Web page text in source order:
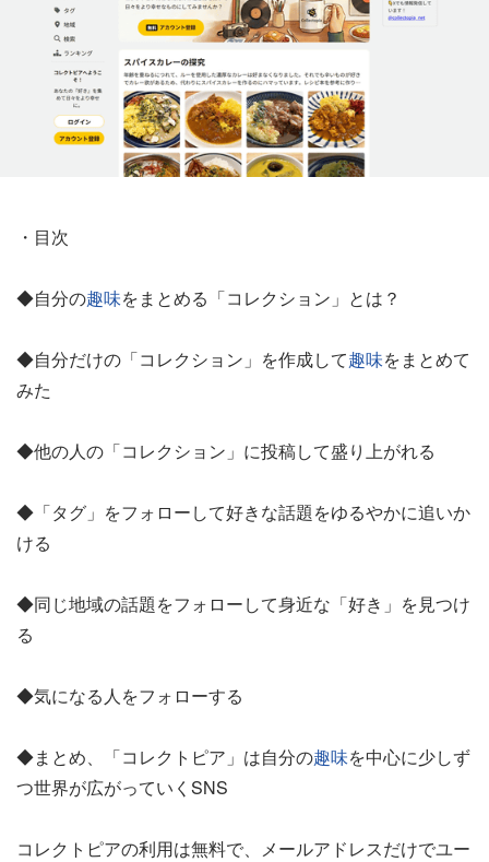
・目次
◆自分の趣味をまとめる「コレクション」とは？
◆自分だけの「コレクション」を作成して趣味をまとめて
みた
◆他の人の「コレクション」に投稿して盛り上がれる
◆「タグ」をフォローして好きな話題をゆるやかに追いか
ける
◆同じ地域の話題をフォローして身近な「好き」を見つけ
る
◆気になる人をフォローする
◆まとめ、「コレクトピア」は自分の趣味を中心に少しず
つ世界が広がっていくSNS
コレクトピアの利用は無料で、メールアドレスだけでユー